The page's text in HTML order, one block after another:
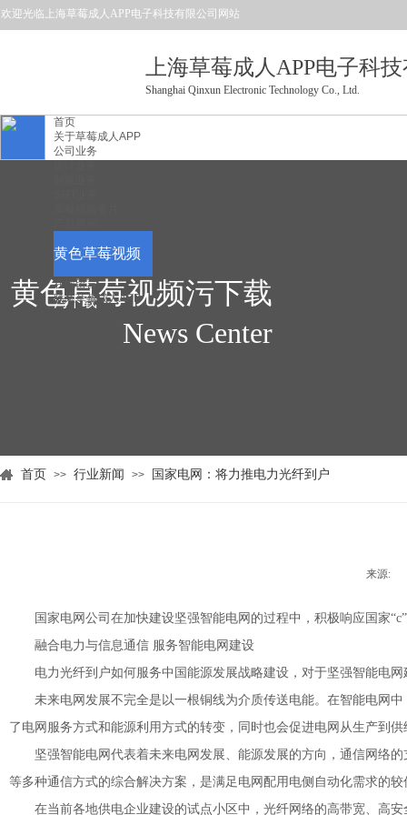
欢迎光临上海草莓成人APP电子科技有限公司 网站
上海草莓成人APP电子科
Shanghai Qinxun Electronic Technology Co., Ltd.
首页
关于草莓成人APP
公司业务
黄色草莓视频
污下载
在线留言
联系草莓成人APP
黄色草莓视频污下载
News Center
首页 >> 行业新闻 >> 国家电网：将力推电力光纤到户
来源:
国家电网公司在加快建设坚强智能电网的过程中，积极响应国家“c”战
融合电力与信息通信 服务智能电网建设
电力光纤到户如何服务中国能源发展战略建设，对于坚强智能电网建
未来电网发展不完全是以一根铜线为介质传送电能。在智能电网中
了电网服务方式和能源利用方式的转变，同时也会促进电网从生产到供
坚强智能电网代表着未来电网发展、能源发展的方向，通信网络
等多种通信方式的综合解决方案，是满足电网配用电侧自动化需求的较佳
在当前各地供电企业建设的试点小区中，光纤网络的高带宽、高安全性